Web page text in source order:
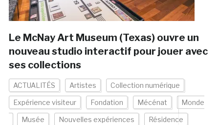
Le McNay Art Museum (Texas) ouvre un
nouveau studio interactif pour jouer avec
ses collections
ACTUALITÉS Artistes Collection numérique
Expérience visiteur Fondation Mécénat Monde
Musée Nouvelles expériences Résidence